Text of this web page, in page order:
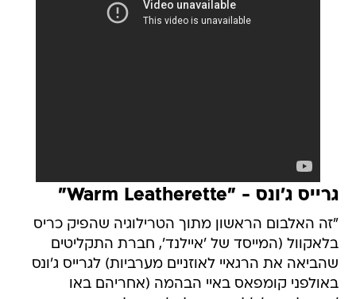
גרייס ג'ונס - "Warm Leatherette"
"זה האלבום הראשון מתוך הטרילוגיה שהפיק כריס
בלאקוול (המייסד של 'איילנד', חברת התקליטים
שהביאה את הרגאיי לאוזניים מערביות) לגרייס ג'ונס
באולפני קומפאס באיי הבהמה (אחריהם באו